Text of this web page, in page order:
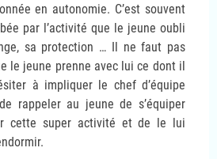
en autonomie. C’est souvent
par l’activité que le jeune oubli
sa protection … Il ne faut pas
le jeune prenne avec lui ce dont il
à impliquer le chef d’équipe
rappeler au jeune de s’équiper
cette super activité et de le lui